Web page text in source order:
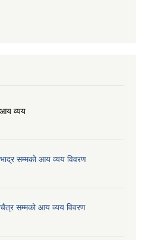
आय व्यय
सम्मको आय व्यय विवरण
सम्मको आय व्यय विवरण